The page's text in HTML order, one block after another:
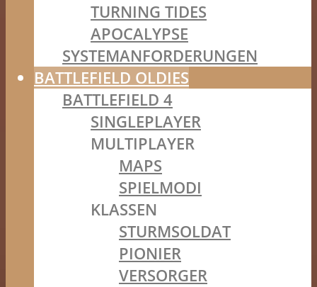
TURNING TIDES
APOCALYPSE
SYSTEMANFORDERUNGEN
BATTLEFIELD OLDIES
BATTLEFIELD 4
SINGLEPLAYER
MULTIPLAYER
MAPS
SPIELMODI
KLASSEN
STURMSOLDAT
PIONIER
VERSORGER